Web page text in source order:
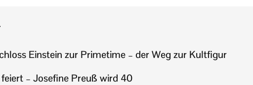
Einstein zur Primetime – der Weg zur Kultfigur
– Josefine Preuß wird 40